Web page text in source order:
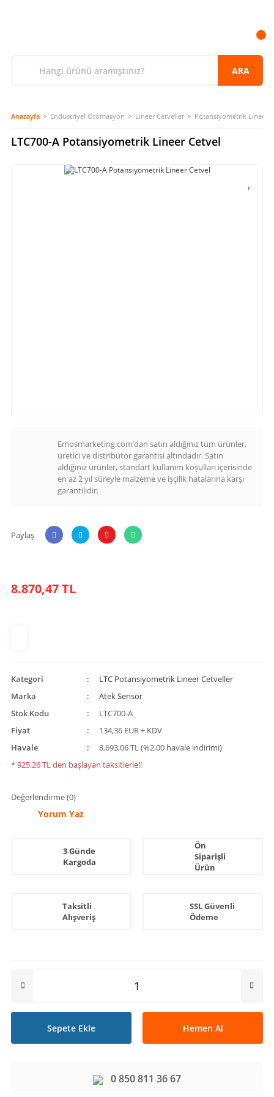
ARA
Anasayfa Endüstriyel Otomasyon Lineer Cetveller Potansiyometrik Lineer
LTC700-A Potansiyometrik Lineer Cetvel
Emosmarketing.com’dan satın aldığınız tüm ürünler,
üretici ve distribütör garantisi altındadır. Satın
aldığınız ürünler, standart kullanım koşulları içerisinde
en az 2 yıl süreyle malzeme ve işçilik hatalarına karşı
garantilidir.
Paylaş
8.870,47 TL
Kategori
LTC Potansiyometrik Lineer Cetveller
Marka
Atek Sensör
Stok Kodu
LTC700-A
Fiyat
134,36 EUR + KDV
Havale
8.693,06 TL (%2,00 havale indirimi)
* 925,26 TL den başlayan taksitlerle!!
Değerlendirme (0)
Yorum Yaz
3 Günde
Kargoda
Ön
Siparişli
Ürün
Taksitli
Alışveriş
SSL Güvenli
Ödeme
Sepete Ekle Hemen Al
0 850 811 36 67